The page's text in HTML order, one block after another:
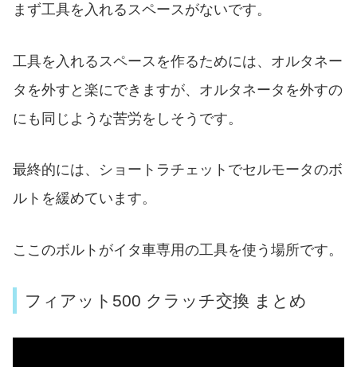
まず工具を入れるスペースがないです。
工具を入れるスペースを作るためには、オルタネー
タを外すと楽にできますが、オルタネータを外すの
にも同じような苦労をしそうです。
最終的には、ショートラチェットでセルモータのボ
ルトを緩めています。
ここのボルトがイタ車専用の工具を使う場所です。
フィアット500 クラッチ交換 まとめ